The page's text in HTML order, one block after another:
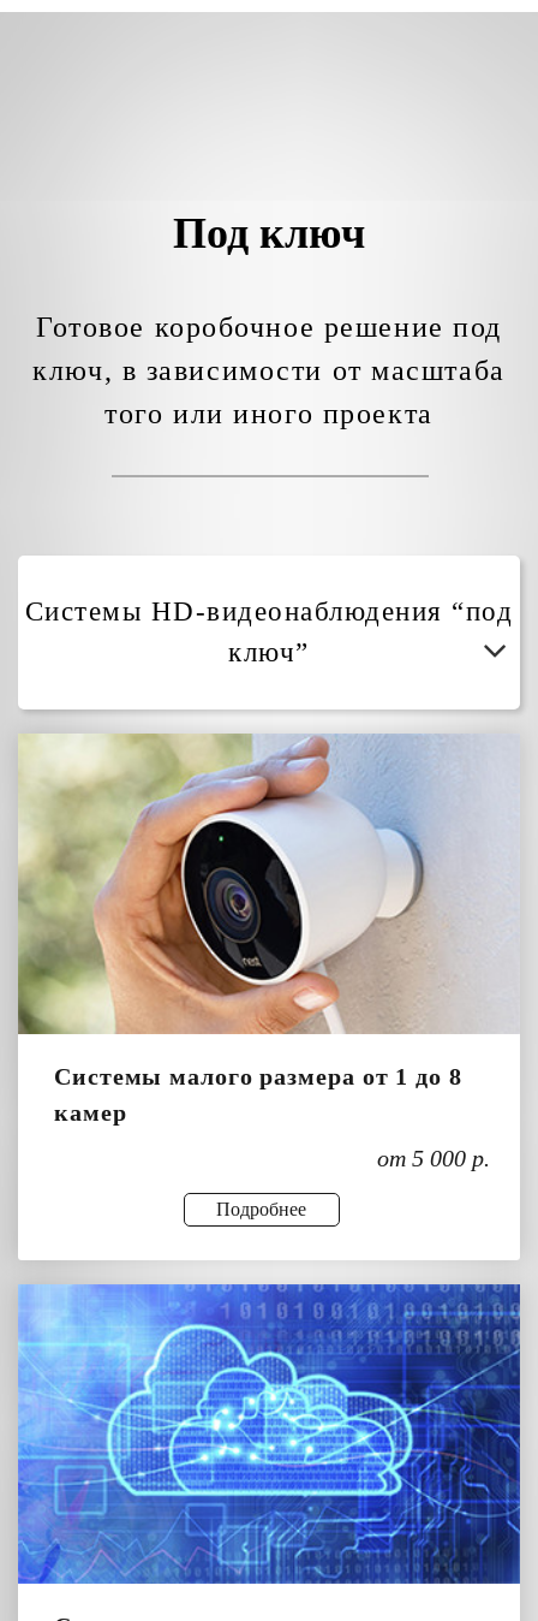
Под ключ
Готовое коробочное решение под
ключ, в зависимости от масштаба
того или иного проекта
Системы HD-видеонаблюдения “под
ключ”
Системы малого размера от 1 до 8
камер
от 5 000 р.
Подробнее